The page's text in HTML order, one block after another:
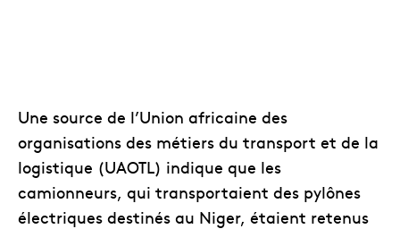
Une source de l’Union africaine des
organisations des métiers du transport et de la
logistique (UAOTL) indique que les
camionneurs, qui transportaient des pylônes
électriques destinés au Niger, étaient retenus